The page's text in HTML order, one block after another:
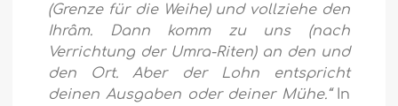
(Grenze für die Weihe) und vollziehe den
Ihrâm. Dann komm zu uns (nach
Verrichtung der Umra-Riten) an den und
den Ort. Aber der Lohn entspricht
deinen Ausgaben oder deiner Mühe.“In